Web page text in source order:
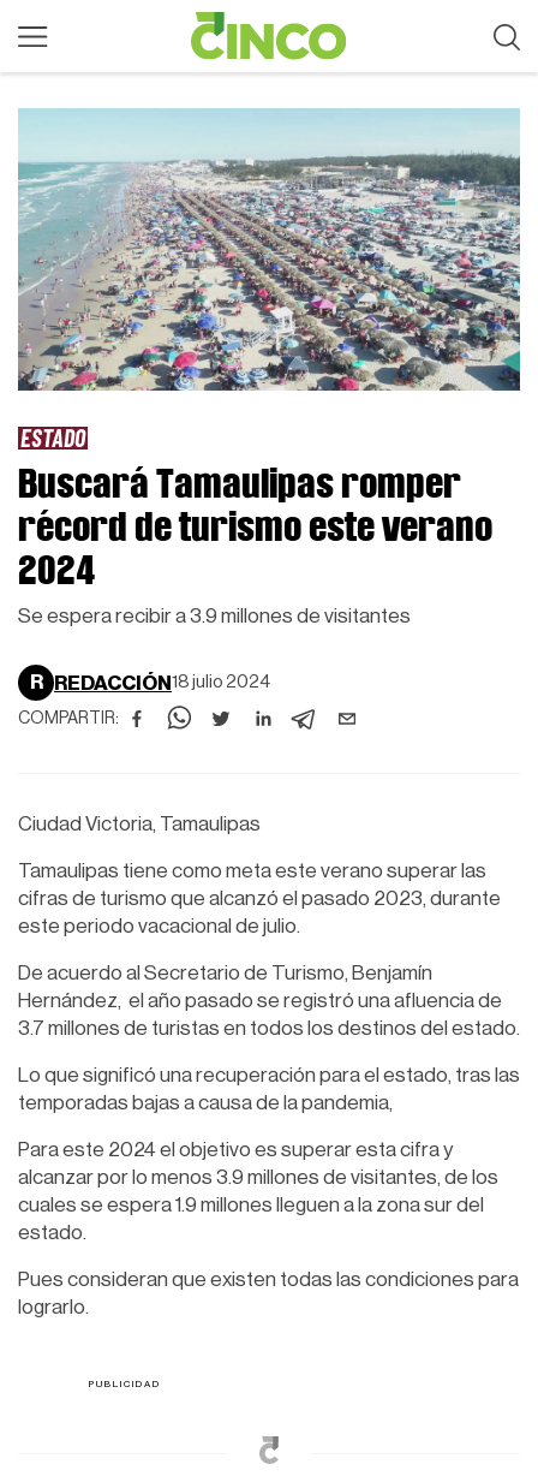
ESTADO
Buscará Tamaulipas romper
récord de turismo este verano
2024
Se espera recibir a 3.9 millones de visitantes
R REDACCIÓN 18 julio 2024
COMPARTIR:
Ciudad Victoria, Tamaulipas
Tamaulipas tiene como meta este verano superar las
cifras de turismo que alcanzó el pasado 2023, durante
este periodo vacacional de julio.
De acuerdo al Secretario de Turismo, Benjamín
Hernández, el año pasado se registró una afluencia de
3.7 millones de turistas en todos los destinos del estado.
Lo que significó una recuperación para el estado, tras las
temporadas bajas a causa de la pandemia,
Para este 2024 el objetivo es superar esta cifra y
alcanzar por lo menos 3.9 millones de visitantes, de los
cuales se espera 1.9 millones lleguen a la zona sur del
estado.
Pues consideran que existen todas las condiciones para
lograrlo.